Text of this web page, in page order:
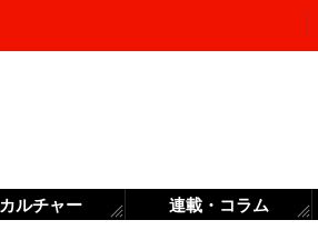
カルチャー 連載・コラム